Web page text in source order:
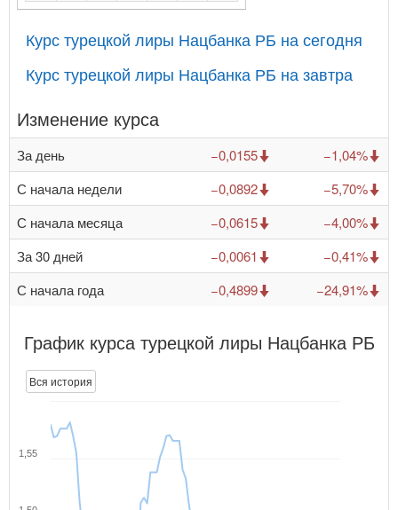
Курс турецкой лиры Нацбанка РБ на сегодня
Курс турецкой лиры Нацбанка РБ на завтра
Изменение курса
За день −0,0155
−1,04%
С начала недели
−0,0892
−5,70%
С начала месяца
−0,0615
−4,00%
За 30 дней
−0,0061
−0,41%
С начала года
−0,4899 −24,91%
График курса турецкой лиры Нацбанка РБ
Вся история
1,55